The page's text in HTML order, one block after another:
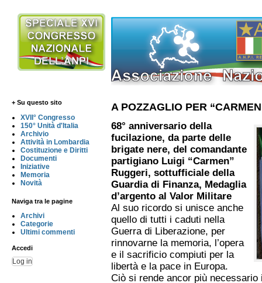
+ Su questo sito
XVII° Congresso
150° Unità d'Italia
Archivio
Attività in Lombardia
Costituzione e Diritti
Documenti
Iniziative
Memoria
Novità
Naviga tra le pagine
Archivi
Categorie
Ultimi commenti
Accedi
Log in
A POZZAGLIO PER
68° anniversario della
fucilazione, da parte delle
brigate nere, del comandante
partigiano Luigi “Carmen”
Ruggeri, sottufficiale della
Guardia di Finanza, Medaglia
d’argento al Valor Militare
Al suo ricordo si unisce anche
quello di tutti i caduti nella
Guerra di Liberazione, per
rinnovarne la memoria, l’opera
e il sacrificio compiuti per la
libertà e la pace in Europa.
Ciò si rende ancor più